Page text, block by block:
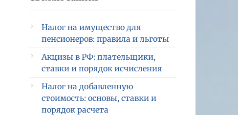
Налог на имущество для
пенсионеров: правила и льготы
Акцизы в РФ: плательщики,
ставки и порядок исчисления
Налог на добавленную
стоимость: основы, ставки и
порядок расчета